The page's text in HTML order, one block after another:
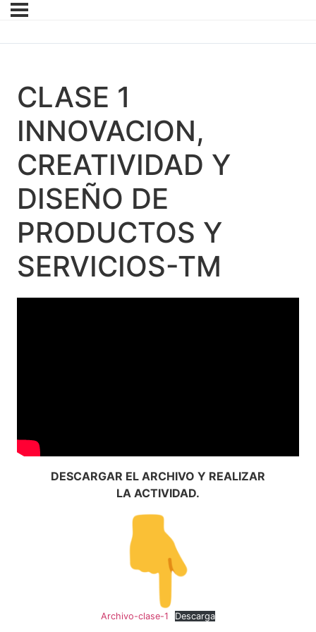
CLASE 1
INNOVACION,
CREATIVIDAD Y
DISEÑO DE
PRODUCTOS Y
SERVICIOS-TM
DESCARGAR EL ARCHIVO Y REALIZAR
LA ACTIVIDAD.
Archivo-clase-1 Descarga